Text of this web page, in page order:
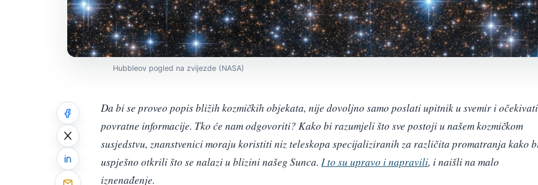
Hubbleov pogled na zvijezde (NASA)
Da bi se proveo popis bližih kozmičkih objekata, nije dovoljno samo poslati upitnik u svemir i očekivati
povratne informacije. Tko će nam odgovoriti? Kako bi razumjeli što sve postoji u našem kozmičkom
susjedstvu, znanstvenici moraju koristiti niz teleskopa specijaliziranih za različita promatranja kako
uspješno otkrili što se nalazi u blizini našeg Sunca. I to su upravo i napravili, i naišli na malo
iznenađenje.